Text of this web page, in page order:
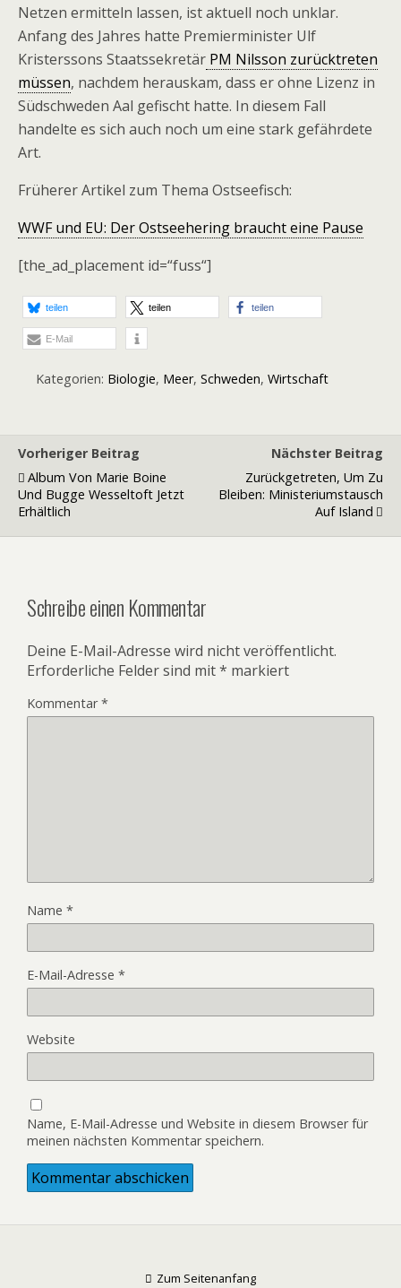
Netzen ermitteln lassen, ist aktuell noch unklar.
Anfang des Jahres hatte Premierminister Ulf
Kristerssons Staatssekretär PM Nilsson zurücktreten
müssen, nachdem herauskam, dass er ohne Lizenz in
Südschweden Aal gefischt hatte. In diesem Fall
handelte es sich auch noch um eine stark gefährdete
Art.
Früherer Artikel zum Thema Ostseefisch:
WWF und EU: Der Ostseehering braucht eine Pause
[the_ad_placement id=“fuss“]
teilen teilen teilen
E-Mail
Kategorien: Biologie, Meer, Schweden, Wirtschaft
Vorheriger Beitrag
Album Von Marie Boine
Und Bugge Wesseltoft Jetzt
Erhältlich
Nächster Beitrag
Zurückgetreten, Um Zu
Bleiben: Ministeriumstausch
Auf Island
Schreibe einen Kommentar
Deine E-Mail-Adresse wird nicht veröffentlicht.
Erforderliche Felder sind mit* markiert
Kommentar*
Name *
E-Mail-Adresse *
Website
Name, E-Mail-Adresse und Website in diesem Browser für
meinen nächsten Kommentar speichern.
Zum Seitenanfang